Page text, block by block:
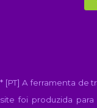
* [PT] A ferramenta de
site foi produzida